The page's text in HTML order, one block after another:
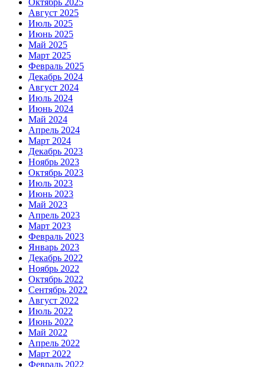
Октябрь 2025
Август 2025
Июль 2025
Июнь 2025
Май 2025
Март 2025
Февраль 2025
Декабрь 2024
Август 2024
Июль 2024
Июнь 2024
Май 2024
Апрель 2024
Март 2024
Декабрь 2023
Ноябрь 2023
Октябрь 2023
Июль 2023
Июнь 2023
Май 2023
Апрель 2023
Март 2023
Февраль 2023
Январь 2023
Декабрь 2022
Ноябрь 2022
Октябрь 2022
Сентябрь 2022
Август 2022
Июль 2022
Июнь 2022
Май 2022
Апрель 2022
Март 2022
Февраль 2022